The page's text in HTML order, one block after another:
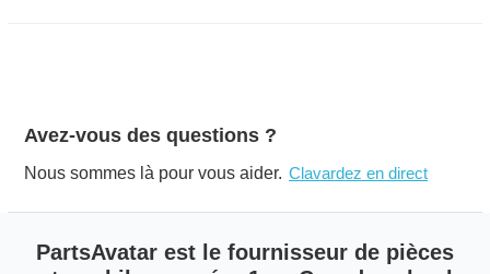
Avez-vous des questions ?
Nous sommes là pour vous aider. Clavardez en direct
PartsAvatar est le fournisseur de pièces